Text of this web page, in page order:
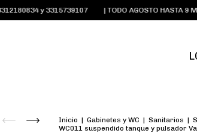
y 3315739107 | TODO AGOSTO HASTA 9 MSI +
Inicio | Gabinetes y WC | Sanitarios |
WC011 suspendido tanque y pulsador